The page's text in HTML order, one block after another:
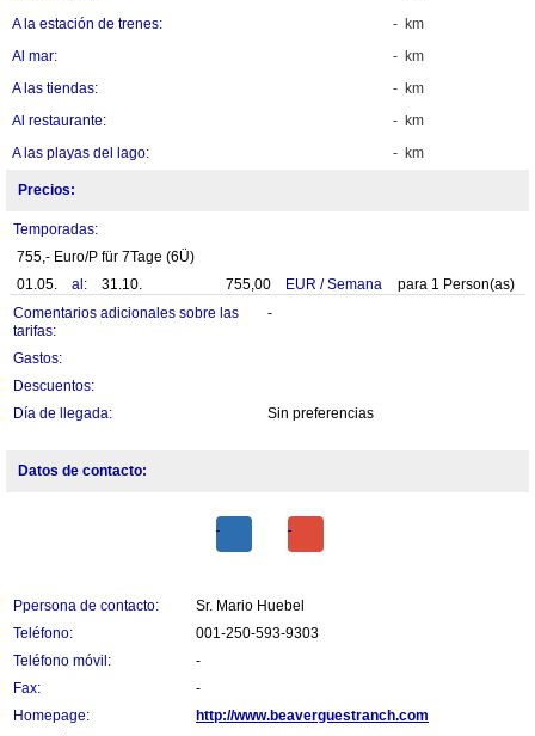
- km
A la estación de trenes:
- km
Al mar:
- km
A las tiendas:
- km
Al restaurante:
- km
A las playas del lago:
Precios:
Temporadas:
755,- Euro/P für 7Tage (6Ü)
01.05.
al: 31.10. 755,00 EUR /Semana para 1 Person(as)
Comentarios adicionales sobre las
tarifas:
-
Gastos:
Descuentos:
Día de llegada:
Sin preferencias
Datos de contacto:
Ppersona de contacto:
Sr. Mario Huebel
Teléfono:
001-250-593-9303
Teléfono móvil:
-
Fax:
-
Homepage:
http://www.beaverguestranch.com